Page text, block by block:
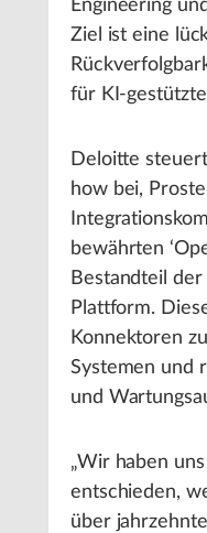
Engineering
Ziel ist eine
für KI-
Deloitte
how bei,
bewährten
Bestandteil
Plattform.
Konnektoren
Systemen und
und
„Wir haben
entschieden,
über